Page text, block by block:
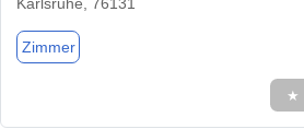
Karlsruhe, 76131
Zimmer
★